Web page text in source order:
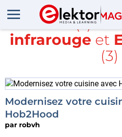
Article(s)
infrarouge et
(3)
Modernisez votre
Hob2Hood
par robvh